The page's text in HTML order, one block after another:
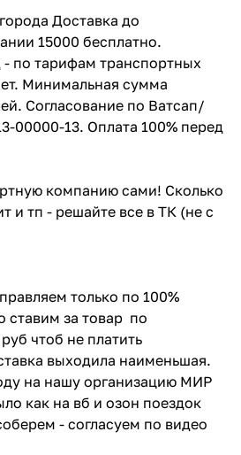
Доставка до
15000 бесплатно.
по тарифам транспортных
Минимальная сумма
Согласование по Ватсап/
00000-13. Оплата 100% перед
компанию сами! Сколько
и тп - решайте все в ТК (не с
только по 100%
ставим за товар по
чтоб не платить
выходила наименьшая.
на нашу организацию МИР
как на вб и озон поездок
- согласуем по видео